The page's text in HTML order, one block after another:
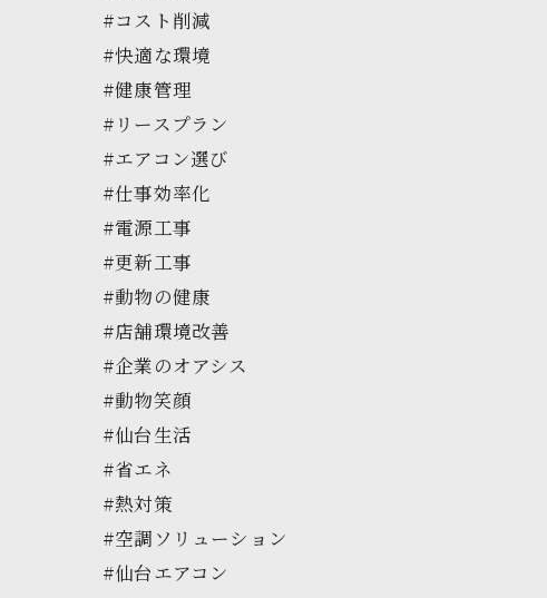
#コスト削減
#快適な環境
#健康管理
#リースプラン
#エアコン選び
#仕事効率化
#電源工事
#更新工事
#動物の健康
#店舗環境改善
#企業のオアシス
#動物笑顔
#仙台生活
#省エネ
#熱対策
#空調ソリューション
#仙台エアコン